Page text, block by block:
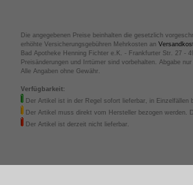
Die angegebenen Preise beinhalten die gesetzlich
erhöhte Versicherungsgebühren Mehrkosten an
Bad Apotheke Henning Fichter e.K. - Frankfurter Str. 27 -
Preisänderungen und Irrtümer sind vorbehalten. Abgabe
Alle Angaben ohne Gewähr.
Verfügbarkeit:
Der Artikel ist in der Regel sofort lieferbar, in Einzelfällen
Der Artikel muss direkt vom Hersteller bezogen werden.
Der Artikel ist derzeit nicht lieferbar.